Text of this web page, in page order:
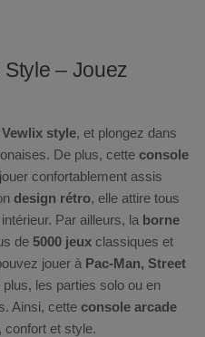
– Jouez
style, et plongez dans
De plus, cette console
confortablement assis
design rétro, elle attire tous
Par ailleurs, la borne
de 5000 jeux classiques et
jouer à Pac-Man, Street
plus, les parties solo ou en
Ainsi, cette console arcade
confort et style.